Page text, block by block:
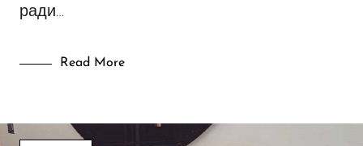
ради…
Read More